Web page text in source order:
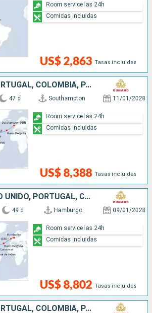
US$ 2,863 Tasas incluidas
Room service las 24h
Comidas incluidas
REINO UNIDO, PORTUGAL, COLOMBIA, PANAMÁ, GUATEMALA, MÉXICO, ESTADOS UNIDOS, FRANCIA, FIDJI (ISLAS), AUSTRALIA
47 d Southampton 11/01/2028
US$ 8,388 Tasas incluidas
Room service las 24h
Comidas incluidas
ALEMANIA, REINO UNIDO, PORTUGAL, COLOMBIA, PANAMÁ, GUATEMALA, MÉXICO, ESTADOS UNIDOS, FRANCIA, FIDJI (ISLAS), AUSTRALIA
49 d Hamburgo 09/01/2028
US$ 8,802 Tasas incluidas
Room service las 24h
Comidas incluidas
REINO UNIDO, PORTUGAL, COLOMBIA, PANAMÁ, GUATEMALA, MÉXICO, ESTADOS UNIDOS, FRANCIA, FIDJI (ISLAS), AUSTRALIA, INDONESIA, FILIPINAS, CHINA